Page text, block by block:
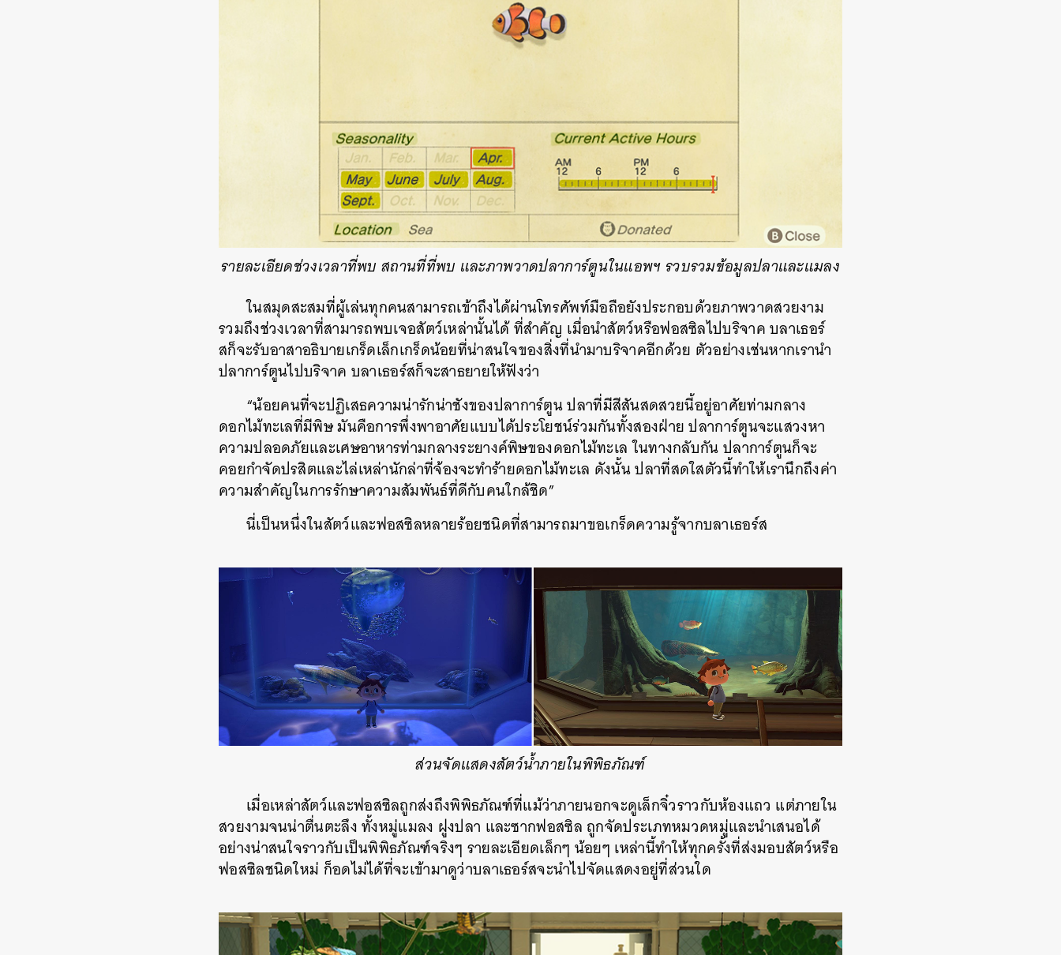
รายละเอียดช่วงเวลาที่พบ สถานที่ที่พบ และภาพวาดปลาการ์ตูนในแอพฯ รวบรวมข้อมูลปลาและแมลง
ในสมุดสะสมที่ผู้เล่นทุกคนสามารถเข้าถึงได้ผ่านโทรศัพท์มือถือยังประกอบด้วยภาพวาดสวยงาม
รวมถึงช่วงเวลาที่สามารถพบเจอสัตว์เหล่านั้นได้ ที่สำคัญ เมื่อนำสัตว์หรือฟอสซิลไปบริจาค บลาเธอร์
สก็จะรับอาสาอธิบายเกร็ดเล็กเกร็ดน้อยที่น่าสนใจของสิ่งที่นำมาบริจาคอีกด้วย ตัวอย่างเช่นหากเรานำ
ปลาการ์ตูนไปบริจาค บลาเธอร์สก็จะสาธยายให้ฟังว่า
“น้อยคนที่จะปฏิเสธความน่ารักน่าชังของปลาการ์ตูน ปลาที่มีสีสันสดสวยนี้อยู่อาศัยท่ามกลาง
ดอกไม้ทะเลที่มีพิษ มันคือการพึ่งพาอาศัยแบบได้ประโยชน์ร่วมกันทั้งสองฝ่าย ปลาการ์ตูนจะแสวงหา
ความปลอดภัยและเศษอาหารท่ามกลางระยางค์พิษของดอกไม้ทะเล ในทางกลับกัน ปลาการ์ตูนก็จะ
คอยกำจัดปรสิตและไล่เหล่านักล่าที่จ้องจะทำร้ายดอกไม้ทะเล ดังนั้น ปลาที่สดใสตัวนี้ทำให้เรานึกถึงค่า
ความสำคัญในการรักษาความสัมพันธ์ที่ดีกับคนใกล้ชิด”
นี่เป็นหนึ่งในสัตว์และฟอสซิลหลายร้อยชนิดที่สามารถมาขอเกร็ดความรู้จากบลาเธอร์ส
ส่วนจัดแสดงสัตว์น้ำภายในพิพิธภัณฑ์
เมื่อเหล่าสัตว์และฟอสซิลถูกส่งถึงพิพิธภัณฑ์ที่แม้ว่าภายนอกจะดูเล็กจิ๋วราวกับห้องแถว แต่ภายใน
สวยงามจนน่าตื่นตะลึง ทั้งหมู่แมลง ฝูงปลา และซากฟอสซิล ถูกจัดประเภทหมวดหมู่และนำเสนอได้
อย่างน่าสนใจราวกับเป็นพิพิธภัณฑ์จริงๆ รายละเอียดเล็กๆ น้อยๆ เหล่านี้ทำให้ทุกครั้งที่ส่งมอบสัตว์หรือ
ฟอสซิลชนิดใหม่ ก็อดไม่ได้ที่จะเข้ามาดูว่าบลาเธอร์สจะนำไปจัดแสดงอยู่ที่ส่วนใด